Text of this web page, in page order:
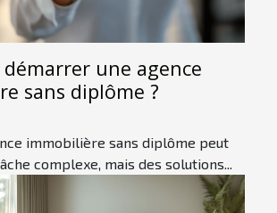
une agence
sans diplôme ?
immobilière sans diplôme peut
complexe, mais des solutions...